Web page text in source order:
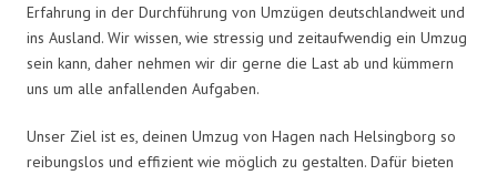
Erfahrung in der Durchführung von Umzügen deutschlandweit und
ins Ausland. Wir wissen, wie stressig und zeitaufwendig ein Umzug
sein kann, daher nehmen wir dir gerne die Last ab und kümmern
uns um alle anfallenden Aufgaben.
Unser Ziel ist es, deinen Umzug von Hagen nach Helsingborg so
reibungslos und effizient wie möglich zu gestalten. Dafür bieten